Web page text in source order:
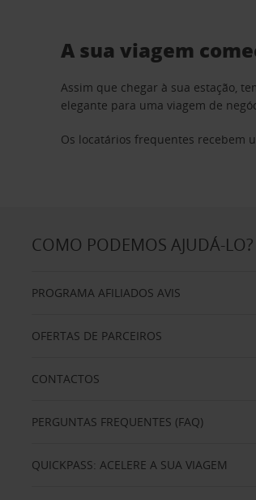
A sua viagem
Assim que chegar à sua estação,
elegante para uma viagem de
Os locatários frequentes recebem
COMO PODEMOS AJUDÁ-LO?
PROGRAMA AFILIADOS AVIS
OFERTAS DE PARCEIROS
CONTACTOS
PERGUNTAS FREQUENTES (FAQ)
QUICKPASS: ACELERE A SUA VIAGEM